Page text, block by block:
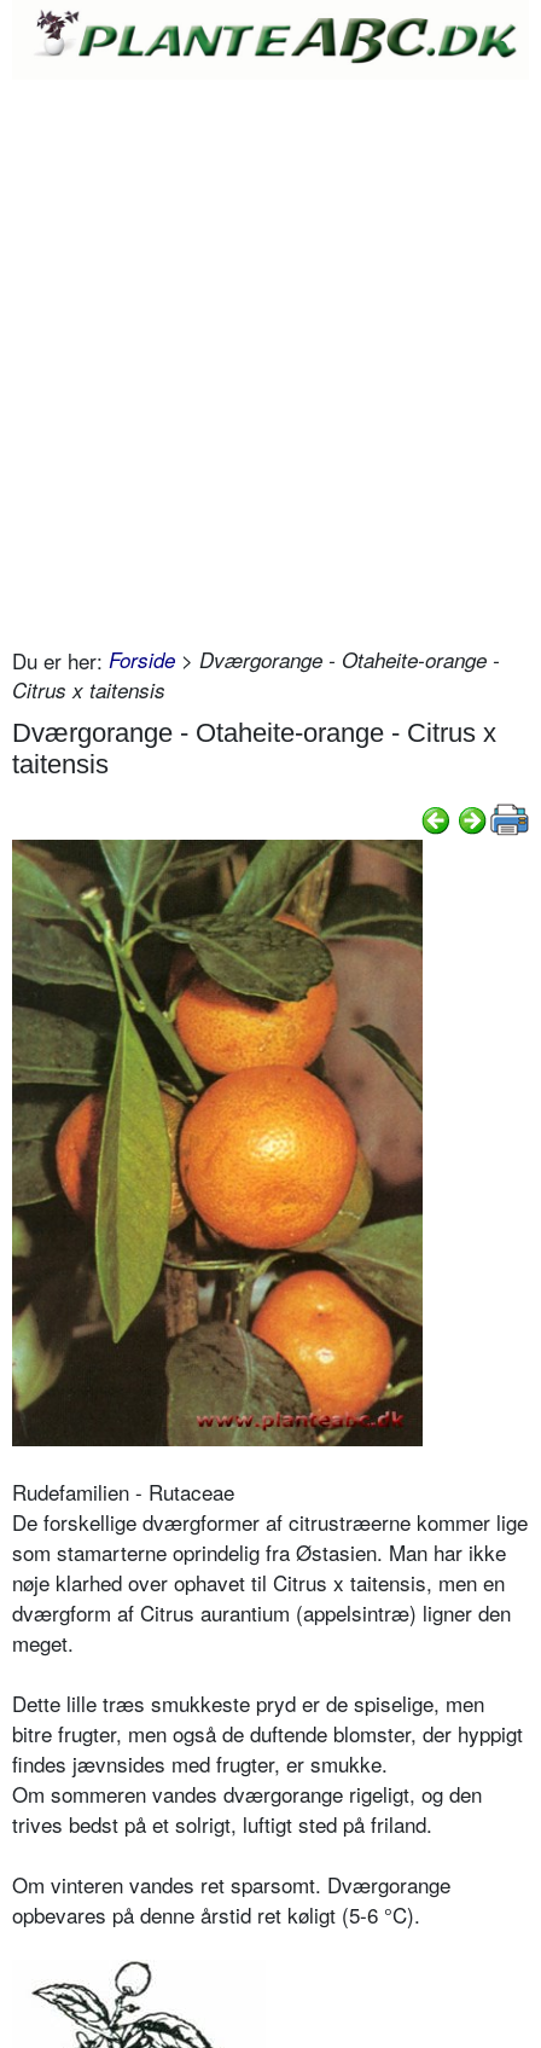
Du er her: Forside > Dværgorange - Otaheite-orange -
Citrus x taitensis
Dværgorange - Otaheite-orange - Citrus x
taitensis
Rudefamilien - Rutaceae
De forskellige dværgformer af citrustræerne kommer lige
som stamarterne oprindelig fra Østasien. Man har ikke
nøje klarhed over ophavet til Citrus x taitensis, men en
dværgform af Citrus aurantium (appelsintræ) ligner den
meget.
Dette lille træs smukkeste pryd er de spiselige, men
bitre frugter, men også de duftende blomster, der hyppigt
findes jævnsides med frugter, er smukke.
Om sommeren vandes dværgorange rigeligt, og den
trives bedst på et solrigt, luftigt sted på friland.
Om vinteren vandes ret sparsomt. Dværgorange
opbevares på denne årstid ret køligt (5-6 °C).